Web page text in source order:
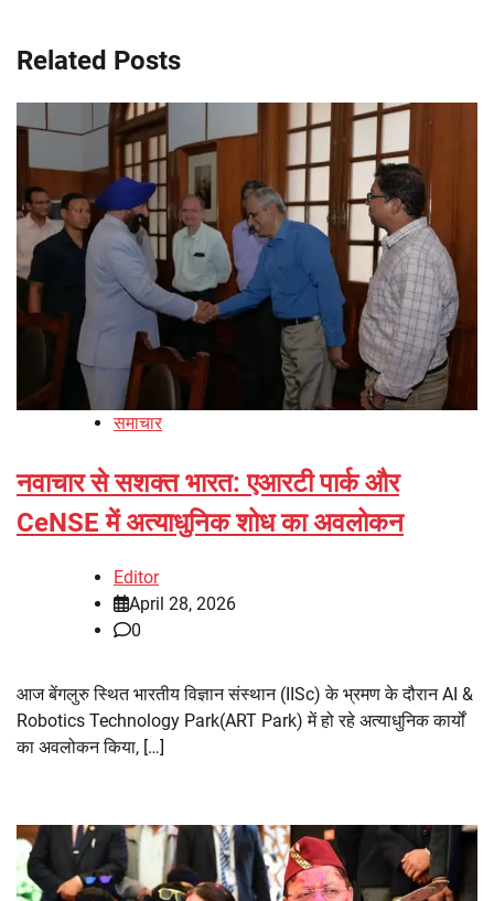
Related Posts
समाचार
नवाचार से सशक्त भारत: एआरटी पार्क और
CeNSE में अत्याधुनिक शोध का अवलोकन
Editor
April 28, 2026
0
आज बेंगलुरु स्थित भारतीय विज्ञान संस्थान (IISc) के भ्रमण के दौरान AI &
Robotics Technology Park(ART Park) में हो रहे अत्याधुनिक कार्यों
का अवलोकन किया, […]